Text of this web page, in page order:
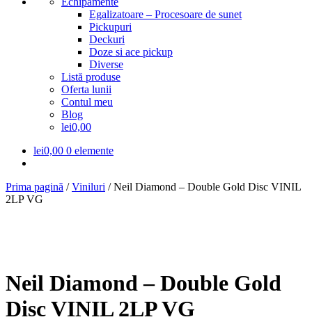
Egalizatoare – Procesoare de sunet
Pickupuri
Deckuri
Doze si ace pickup
Diverse
Listă produse
Oferta lunii
Contul meu
Blog
lei0,00
lei0,00 0 elemente
Prima pagină /Viniluri /Neil Diamond – Double Gold Disc VINIL
2LP VG
Neil Diamond – Double Gold
Disc VINIL 2LP VG